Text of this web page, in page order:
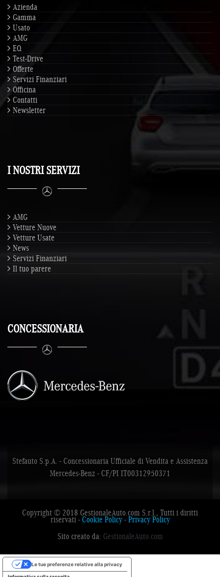
Azienda
Gamma
Usato
AMG
EQ
Test-Drive
Offerte
Servizi Finanziari
Officina
Contatti
Newsletter
I NOSTRI SERVIZI
AMG
Vetture Nuove
Vetture Usate
News
Servizi Finanziari
Il tuo parere
CONCESSIONARIA
Stefauto S.p.A. - Concessionaria Ufficiale di Vendita e Assistenza
Mercedes-Benz - CF/PI IT00312950371
Copyright © 2018 GestionaleAuto.com S.r.l., Tutti i diritti
riservati -Cookie Policy-Privacy Policy
Sito creato da: GestionaleAuto.com
Le tue preferenze relative alla privacy